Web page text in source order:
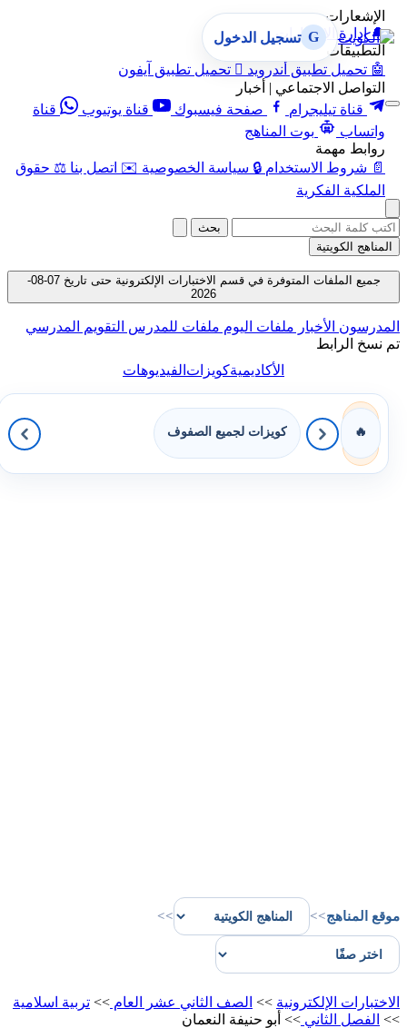
الإشعارات
🔔 إدارة الإشعارات
التطبيقات
🤖 تحميل تطبيق أندرويد  تحميل تطبيق آيفون
التواصل الاجتماعي | أخبار
قناة تيليجرام
صفحة فيسبوك قناة يوتيوب
قناة
واتساب
بوت المناهج
روابط مهمة
📄 شروط الاستخدام 🔒 سياسة الخصوصية ✉️ اتصل بنا ⚖️ حقوق
الملكية الفكرية
G تسجيل الدخول
بحث
المناهج الكويتية
جميع الملفات المتوفرة في قسم الاختبارات الإلكترونية حتى تاريخ 07-08-
2026
المدرسون الأخبار ملفات اليوم ملفات للمدرس التقويم المدرسي
تم نسخ الرابط
الأكاديميةكويزاتالفيديوهات
🔥 كويزات لجميع الصفوف
موقع المناهج>>
>>
الاختبارات الإلكترونية >> الصف الثاني عشر العام >> تربية اسلامية
>> الفصل الثاني >> أبو حنيفة النعمان